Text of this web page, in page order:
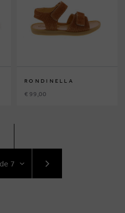
RONDINELLA
€ 99,00
SUIVANT